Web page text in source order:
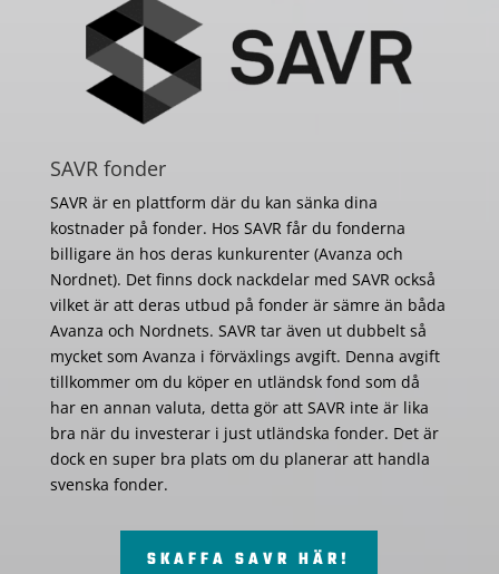
SAVR fonder
SAVR är en plattform där du kan sänka dina
kostnader på fonder. Hos SAVR får du fonderna
billigare än hos deras kunkurenter (Avanza och
Nordnet). Det finns dock nackdelar med SAVR också
vilket är att deras utbud på fonder är sämre än båda
Avanza och Nordnets. SAVR tar även ut dubbelt så
mycket som Avanza i förväxlings avgift. Denna avgift
tillkommer om du köper en utländsk fond som då
har en annan valuta, detta gör att SAVR inte är lika
bra när du investerar i just utländska fonder. Det är
dock en super bra plats om du planerar att handla
svenska fonder.
SKAFFA SAVR HÄR!